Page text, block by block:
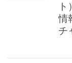
情
チ